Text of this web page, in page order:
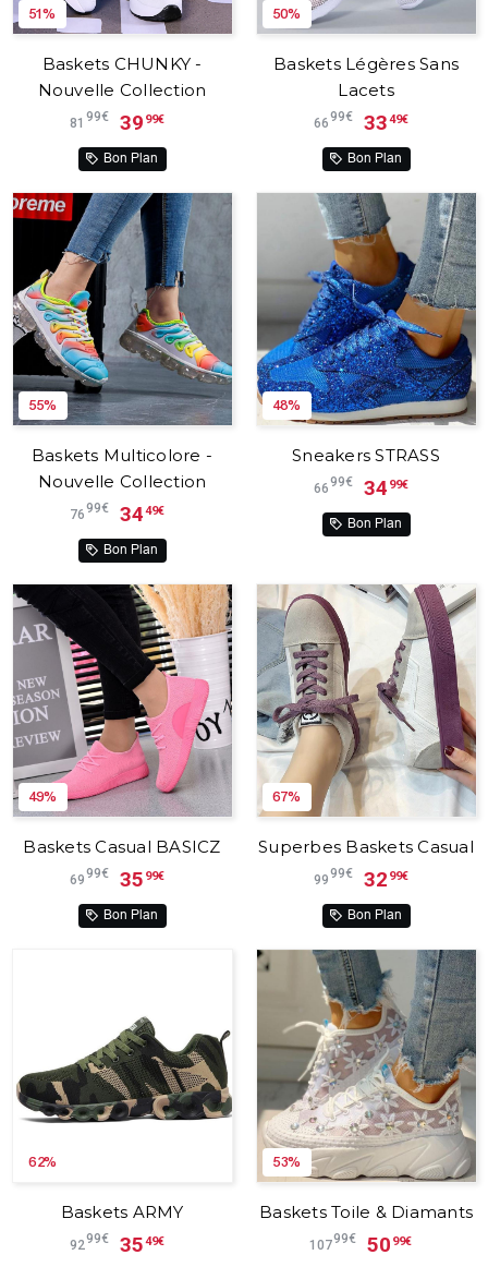
51%
Baskets CHUNKY -
Nouvelle Collection
81 99€ 39 99€
Bon Plan
50%
Baskets Légères Sans
Lacets
6699€ 3349€
Bon Plan
55%
Baskets Multicolore -
Nouvelle Collection
7699€ 3449€
Bon Plan
48%
Sneakers STRASS
6699€ 34 99€
Bon Plan
49%
Baskets Casual BASICZ
6999€ 35 99€
Bon Plan
67%
Superbes Baskets Casual
9999€ 32 99€
Bon Plan
62%
Baskets ARMY
9299€ 3549€
53%
Baskets Toile & Diamants
10799€ 50 99€